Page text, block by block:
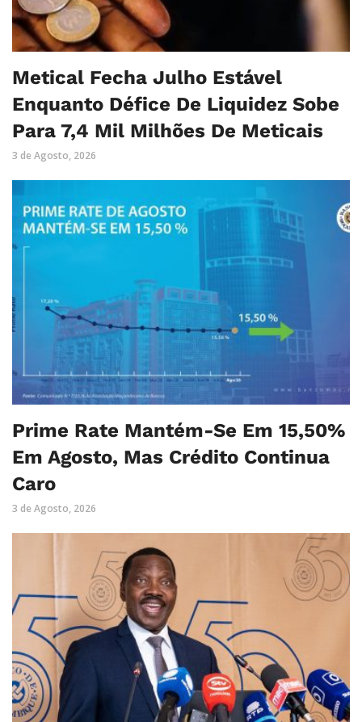
Metical Fecha Julho Estável
Enquanto Défice De Liquidez Sobe
Para 7,4 Mil Milhões De Meticais
3 de Agosto, 2026
Prime Rate Mantém-Se Em 15,50%
Em Agosto, Mas Crédito Continua
Caro
3 de Agosto, 2026